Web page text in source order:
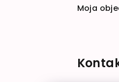
Moja